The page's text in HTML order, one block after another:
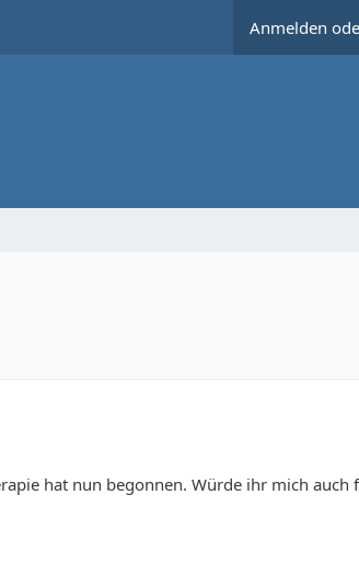
Anmelden
hat nun begonnen. Würde ihr mich auch